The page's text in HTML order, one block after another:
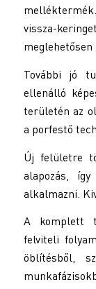
vissza-
meglehetősen
További jó
ellenálló
területén az
a porfestő
Új felületre
alapozás,
alkalmazni.
A komplett
felviteli
öblítésből,